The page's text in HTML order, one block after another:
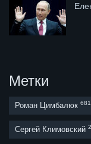
Метки
Роман Цимбалюк 681
Сергей Климовский